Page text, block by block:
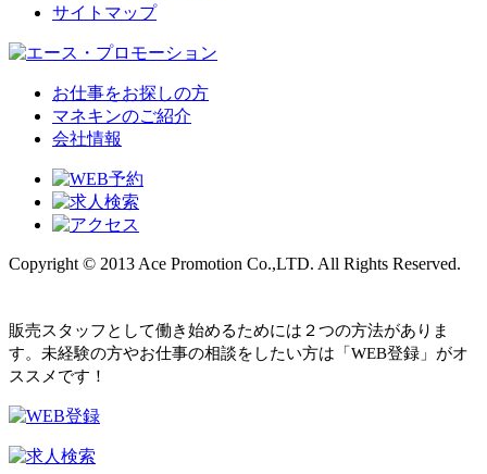
サイトマップ
お仕事をお探しの方
マネキンのご紹介
会社情報
Copyright © 2013 Ace Promotion Co.,LTD. All Rights Reserved.
販売スタッフとして働き始めるためには２つの方法がありま
す。未経験の方やお仕事の相談をしたい方は「WEB登録」がオ
ススメです！